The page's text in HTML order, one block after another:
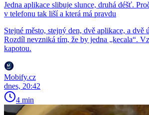
Jedna aplikace slibuje slunce, druhá déšť.
v telefonu tak liší a která má pravdu
Stejné město, stejný den, dvě aplikace, a dvě
Rozdíl nevzniká tím, že by jedna „kecala“.
kapotou.
Mobify.cz
dnes, 20:42
4 min